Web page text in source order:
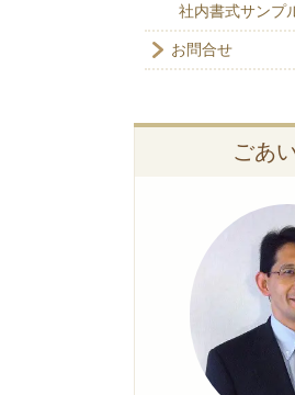
社内書式サンプ
お問合せ
ごあ